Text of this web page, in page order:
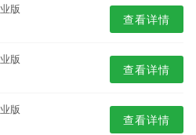
版
查看详情
版
查看详情
版
查看详情